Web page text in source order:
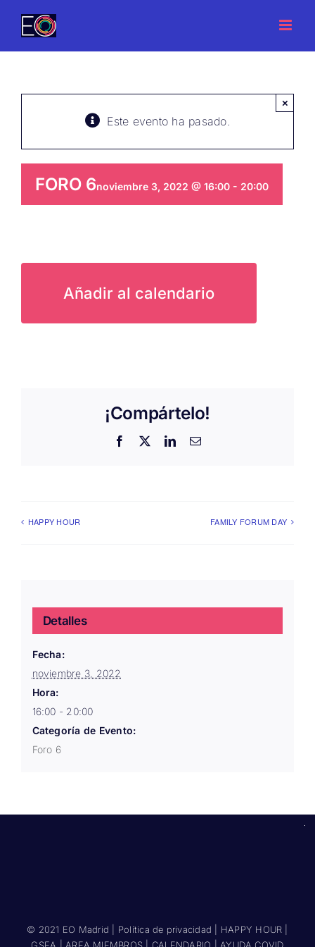
Este evento ha pasado.
×
FORO 6noviembre 3, 2022 @ 16:00 - 20:00
Añadir al calendario
¡Compártelo!
Facebook LinkedInCorreo
HAPPY HOUR FAMILY FORUM DAY
Detalles
Fecha:
noviembre 3, 2022
Hora:
16:00 - 20:00
Categoría de Evento:
Foro 6
© 2021 EO Madrid | Política de privacidad HAPPY HOUR